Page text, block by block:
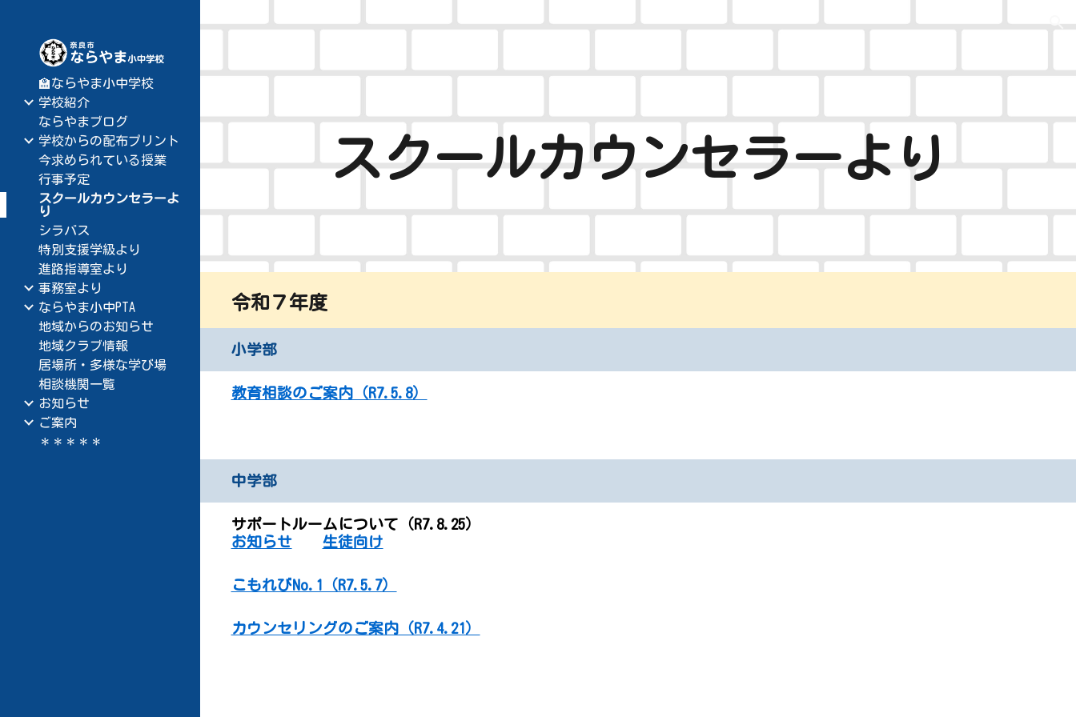
Skip to main content Skip to navigation
🏫ならやま小中学校
学校紹介
ならやまブログ
学校からの配布プリント
今求められている授業
行事予定
スクールカウンセラーよ
り
シラバス
特別支援学級より
進路指導室より
事務室より
ならやま小中PTA
地域からのお知らせ
地域クラブ情報
居場所・多様な学び場
相談機関一覧
お知らせ
ご案内
＊＊＊＊＊
スクールカウンセラーより
令和７年度
小学部
教育相談のご案内（R7.5.8）
中学部
サポートルームについて（R7.8.25）
お知らせ
生徒向け
こもれびNo.1（R7.5.7）
カウンセリングのご案内（R7.4.21）